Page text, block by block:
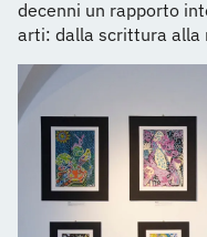
decenni un rapporto
arti: dalla scrittura alla